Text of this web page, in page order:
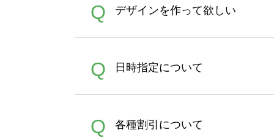
A
バッグコンシェルやタンブラ
Q デザインを作って欲しい
A
ン作成のお手伝いをすること
合は、デザインツールをご利
Q 日時指定について
A
者にご連絡いただき調整をお
Q 各種割引について